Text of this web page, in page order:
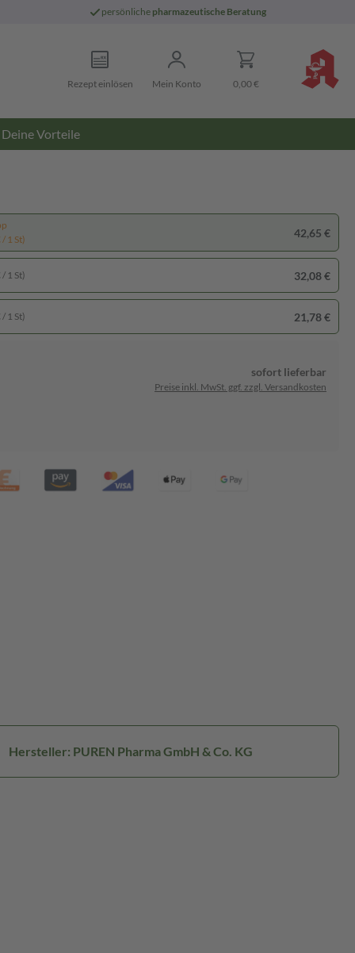
persönliche pharmazeutische Beratung
Rezept einlösen Mein Konto 0,00 €
Deine Vorteile
1 St)
42,65 €
1 St) 32,08 €
1 St) 21,78 €
sofort lieferbar
Preise inkl. MwSt. ggf. zzgl. Versandkosten
Hersteller: PUREN Pharma GmbH & Co. KG